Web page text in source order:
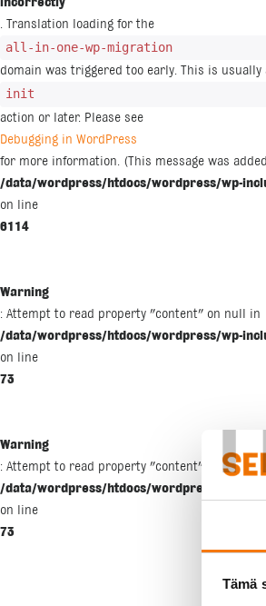
Tämä
. Translation loading for the
all-in-one-wp-migration
domain was triggered too early. This is
init
action or later. Please see
Debugging in WordPress
for more information. (This message was
/data/wordpress/htdocs/wordpress/wp-
on line
6114
Warning
: Attempt to read property "content" on null in
/data/wordpress/htdocs/wordpress/wp-
on line
73
Warning
: Attempt to read property "content" on null in
/data/wordpress/htdocs/wordpress/wp-
on line
73